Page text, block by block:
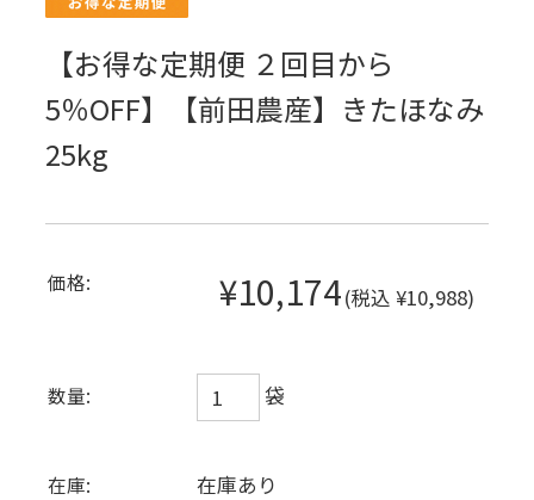
【お得な定期便 ２回目から
5％OFF】【前田農産】きたほなみ
25kg
価格: ¥10,174(税込 ¥10,988)
数量: 袋
在庫: 在庫あり